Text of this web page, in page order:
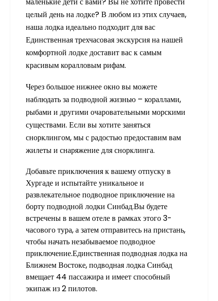
целый день на лодке? В любом из этих случаев,
наша лодка идеально подходит для вас
Единственная трехчасовая экскурсия на нашей
комфортной лодке доставит вас к самым
красивым коралловым рифам.
Через большое нижнее окно вы можете
наблюдать за подводной жизнью – кораллами,
рыбами и другими очаровательными морскими
существами. Если вы хотите заняться
снорклингом, мы с радостью предоставим вам
жилеты и снаряжение для снорклинга.
Добавьте приключения к вашему отпуску в
Хургаде и испытайте уникальное и
развлекательное подводное приключение на
борту подводной лодки Синбад.Вы будете
встречены в вашем отеле в рамках этого 3-
часового тура, а затем отправитесь на пристань,
чтобы начать незабываемое подводное
приключение.Единственная подводная лодка на
Ближнем Востоке, подводная лодка Синбад
вмещает 44 пассажира и имеет способный
экипаж из 2 пилотов.